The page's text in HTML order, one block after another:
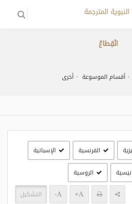
انْقِطاعٌ
أقسام الموسوعة أخرى
الفرنسية الإسبانية
الروسية
+
- التشكيل